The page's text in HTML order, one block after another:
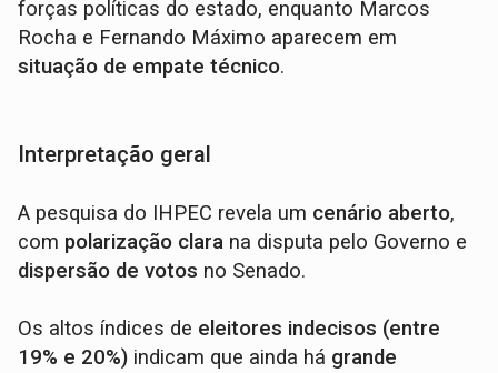
forças políticas do estado, enquanto Marcos
Rocha e Fernando Máximo aparecem em
situação de empate técnico.
Interpretação geral
A pesquisa do IHPEC revela um cenário aberto,
com polarização clara na disputa pelo Governo e
dispersão de votos no Senado.
Os altos índices de eleitores indecisos (entre
19% e 20%) indicam que ainda há grande